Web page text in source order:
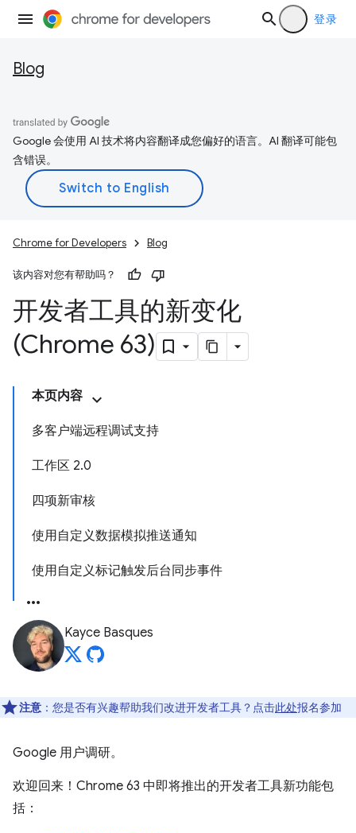
登录
Blog
Google 会使用 AI 技术将内容翻译成您偏好的语言。AI 翻译可能包
含错误。
Chrome for Developers Blog
该内容对您有帮助吗？
开发者工具的新变化
(Chrome 63)
本页内容
多客户端远程调试支持
工作区 2.0
四项新审核
使用自定义数据模拟推送通知
使用自定义标记触发后台同步事件
Kayce Basques
注意 ：您是否有兴趣帮助我们改进开发者工具？点击此处报名参加
Google 用户调研。
欢迎回来！Chrome 63 中即将推出的开发者工具新功能包
括：